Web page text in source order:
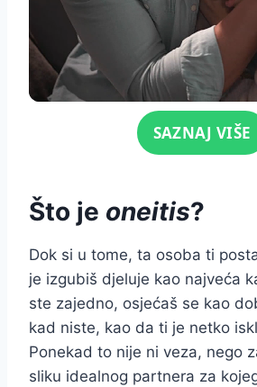
Click for soundSAZNAJ VIŠE
Što je oneitis?
Dok si u tome, ta osoba ti
je izgubiš djeluje kao najveća
ste zajedno, osjećaš se kao
kad niste, kao da ti je netko
Ponekad to nije ni veza, nego
sliku idealnog partnera za